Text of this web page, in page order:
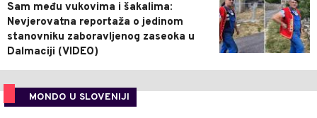
Sam među vukovima i šakalima:
Nevjerovatna reportaža o jedinom
stanovniku zaboravljenog zaseoka u
Dalmaciji (VIDEO)
MONDO U SLOVENIJI